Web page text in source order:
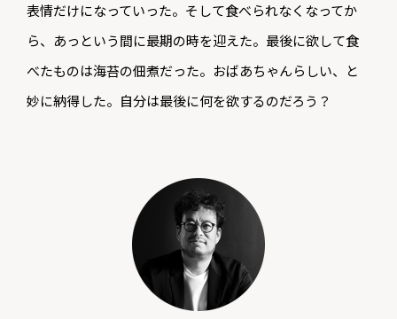
表情だけになっていった。そして食べられなくなってか
ら、あっという間に最期の時を迎えた。最後に欲して食
べたものは海苔の佃煮だった。おばあちゃんらしい、と
妙に納得した。自分は最後に何を欲するのだろう？